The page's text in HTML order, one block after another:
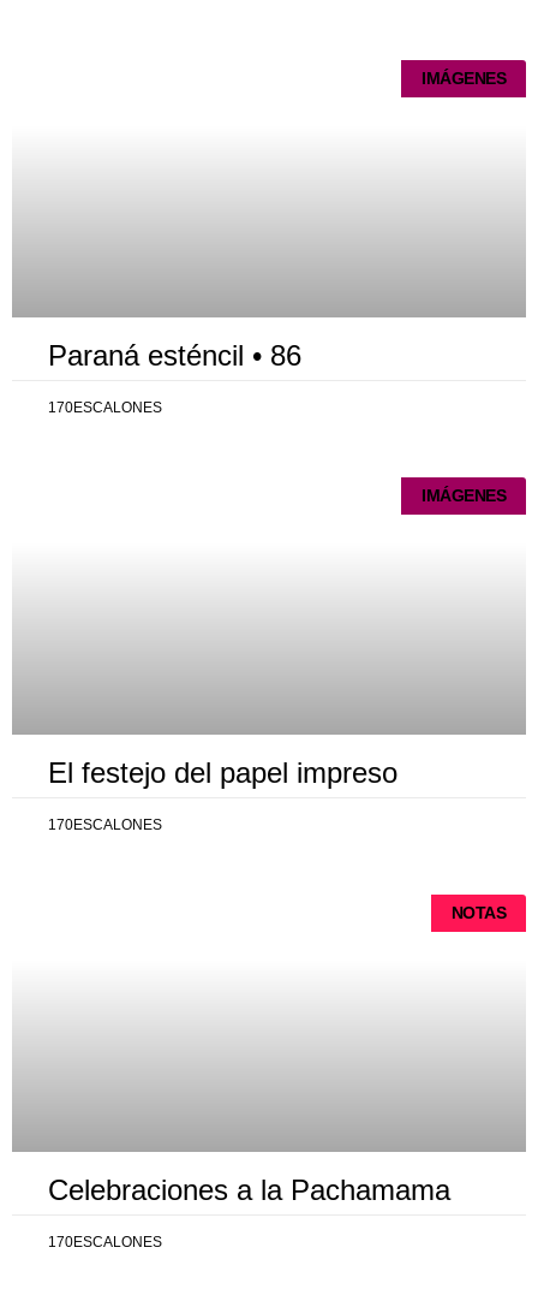
IMÁGENES
Paraná esténcil • 86
170ESCALONES
IMÁGENES
El festejo del papel impreso
170ESCALONES
NOTAS
Celebraciones a la Pachamama
170ESCALONES